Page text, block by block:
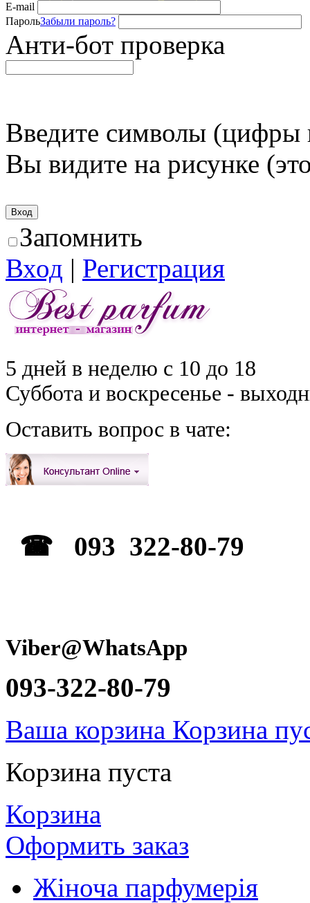
E-mail
ПарольЗабыли пароль?
Анти-бот проверка
Введите символы (цифры
Вы видите на рисунке
Запомнить
Вход | Регистрация
5 дней в неделю с 10 до 18
Суббота и воскресенье -
Оставить вопрос в чате:
☎ 093 322-80-79
Viber@WhatsApp
093-322-80-79
Ваша корзина Корзина
Корзина пуста
Корзина
Оформить заказ
Жіноча парфумерія